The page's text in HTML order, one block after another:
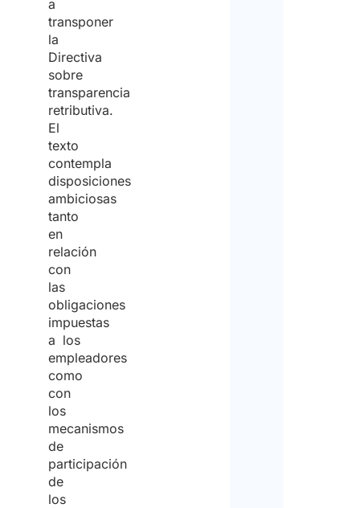
a
transponer
la
Directiva
sobre
transparencia
retributiva.
El
texto
contempla
disposiciones
ambiciosas
tanto
en
relación
con
las
obligaciones
impuestas
a los
empleadores
como
con
los
mecanismos
de
participación
de
los